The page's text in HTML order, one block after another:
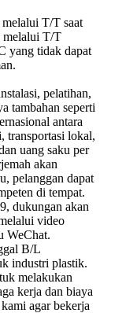
T/T saat
melalui T/T
yang tidak dapat
pelatihan,
tambahan seperti
antara
transportasi lokal,
uang saku per
akan
pelanggan dapat
di tempat.
dukungan akan
video
WeChat.
B/L
industri plastik.
melakukan
kerja dan biaya
agar bekerja